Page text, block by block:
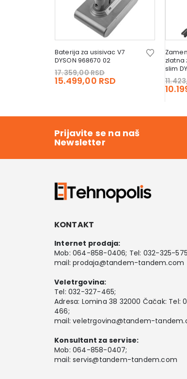
16.999,00 RSD.
Baterija za usisivac V7
DYSON 968670 02
17.359,00RSD
price
15.499,00 RSD
zlatna
slim
Prijavite se na naš
Newsletter
KONTAKT
Internet prodaja:
Mob: 064-858-0406; Tel: 032-325-
mail:prodaja@tandem-tandem.com
Veletrgovina:
Tel: 032-327-465;
Adresa: Lomina 38 32000 Čačak: Tel:
466;
mail:veletrgovina@tandem-
Konsultant za servise:
Mob: 064-858-0407;
mail:servis@tandem-tandem.com